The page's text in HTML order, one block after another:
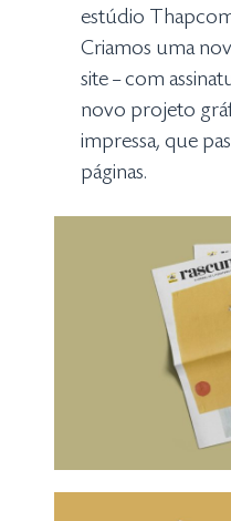
estúdio
Criamos uma
site – com
novo projeto
impressa, que
páginas.